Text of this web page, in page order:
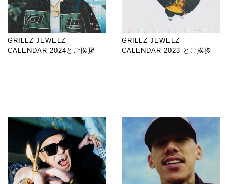
GRILLZ JEWELZ
CALENDAR 2024とご挨拶
GRILLZ JEWELZ
CALENDAR 2023 とご挨拶